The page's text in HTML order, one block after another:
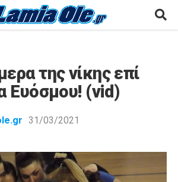
της νίκης επί
Ευόσμου! (vid)
31/03/2021